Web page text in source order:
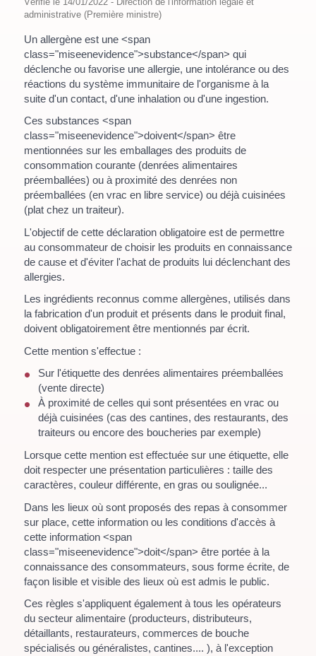
administrative (Première ministre)
Un allergène est une <span
class="miseenevidence">substance</span> qui
déclenche ou favorise une allergie, une intolérance ou des
réactions du système immunitaire de l'organisme à la
suite d'un contact, d'une inhalation ou d'une ingestion.
Ces substances <span
class="miseenevidence">doivent</span> être
mentionnées sur les emballages des produits de
consommation courante (denrées alimentaires
préemballées) ou à proximité des denrées non
préemballées (en vrac en libre service) ou déjà cuisinées
(plat chez un traiteur).
L'objectif de cette déclaration obligatoire est de permettre
au consommateur de choisir les produits en connaissance
de cause et d'éviter l'achat de produits lui déclenchant des
allergies.
Les ingrédients reconnus comme allergènes, utilisés dans
la fabrication d'un produit et présents dans le produit final,
doivent obligatoirement être mentionnés par écrit.
Cette mention s'effectue :
Sur l'étiquette des denrées alimentaires préemballées
(vente directe)
À proximité de celles qui sont présentées en vrac ou
déjà cuisinées (cas des cantines, des restaurants, des
traiteurs ou encore des boucheries par exemple)
Lorsque cette mention est effectuée sur une étiquette, elle
doit respecter une présentation particulières : taille des
caractères, couleur différente, en gras ou soulignée...
Dans les lieux où sont proposés des repas à consommer
sur place, cette information ou les conditions d'accès à
cette information <span
class="miseenevidence">doit</span> être portée à la
connaissance des consommateurs, sous forme écrite, de
façon lisible et visible des lieux où est admis le public.
Ces règles s'appliquent également à tous les opérateurs
du secteur alimentaire (producteurs, distributeurs,
détaillants, restaurateurs, commerces de bouche
spécialisés ou généralistes, cantines.... ), à l'exception